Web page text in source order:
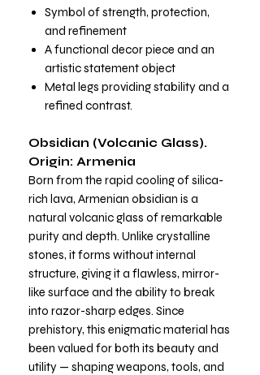
Symbol of strength, protection,
and refinement
A functional decor piece and an
artistic statement object
Metal legs providing stability and a
refined contrast.
Obsidian (Volcanic Glass).
Origin: Armenia
Born from the rapid cooling of silica-
rich lava, Armenian obsidian is a
natural volcanic glass of remarkable
purity and depth. Unlike crystalline
stones, it forms without internal
structure, giving it a flawless, mirror-
like surface and the ability to break
into razor-sharp edges. Since
prehistory, this enigmatic material has
been valued for both its beauty and
utility — shaping weapons, tools, and